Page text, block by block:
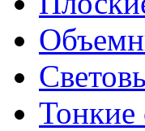
Тонкие